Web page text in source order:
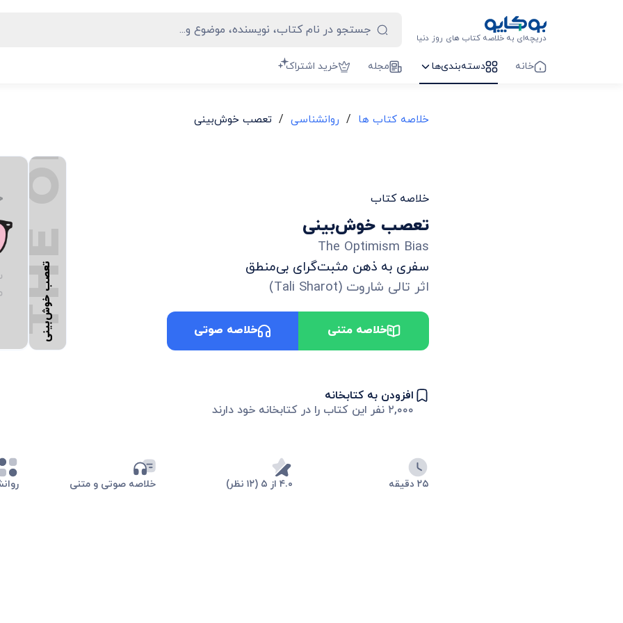
دریچه‌ای به خلاصه کتاب های روز دنیا
خانه دسته‌بندی‌ها مجله خرید اشتراک
خلاصه کتاب ها / روانشناسی / تعصب خوش‌بینی
تعصب خوش‌بینی
خلاصه کتاب
تعصب خوش‌بینی
The Optimism Bias
سفری به ذهن مثبت‌گرای بی‌منطق
اثر تالی شاروت (
Tali Sharot
)
خلاصه متنی خلاصه صوتی
افزودن به کتابخانه
۲,۰۰۰ نفر این کتاب را در کتابخانه خود دارند
۲۵ دقیقه ۴.۰ از ۵ (۱۲ نظر) خلاصه صوتی و متنی